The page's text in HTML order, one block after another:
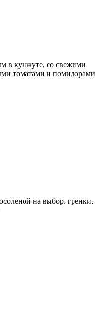
в кунжуте, со свежими
томатами и помидорами
на выбор, гренки,